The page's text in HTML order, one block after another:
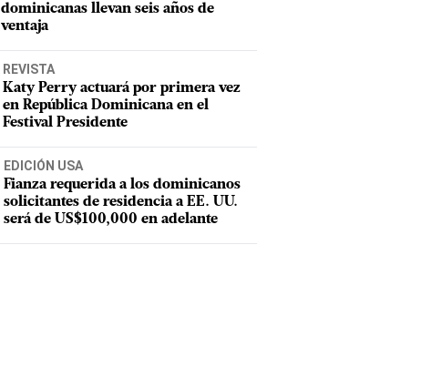
dominicanas llevan seis años de
ventaja
REVISTA
Katy Perry actuará por primera vez
en República Dominicana en el
Festival Presidente
EDICIÓN USA
Fianza requerida a los dominicanos
solicitantes de residencia a EE. UU.
será de US$100,000 en adelante